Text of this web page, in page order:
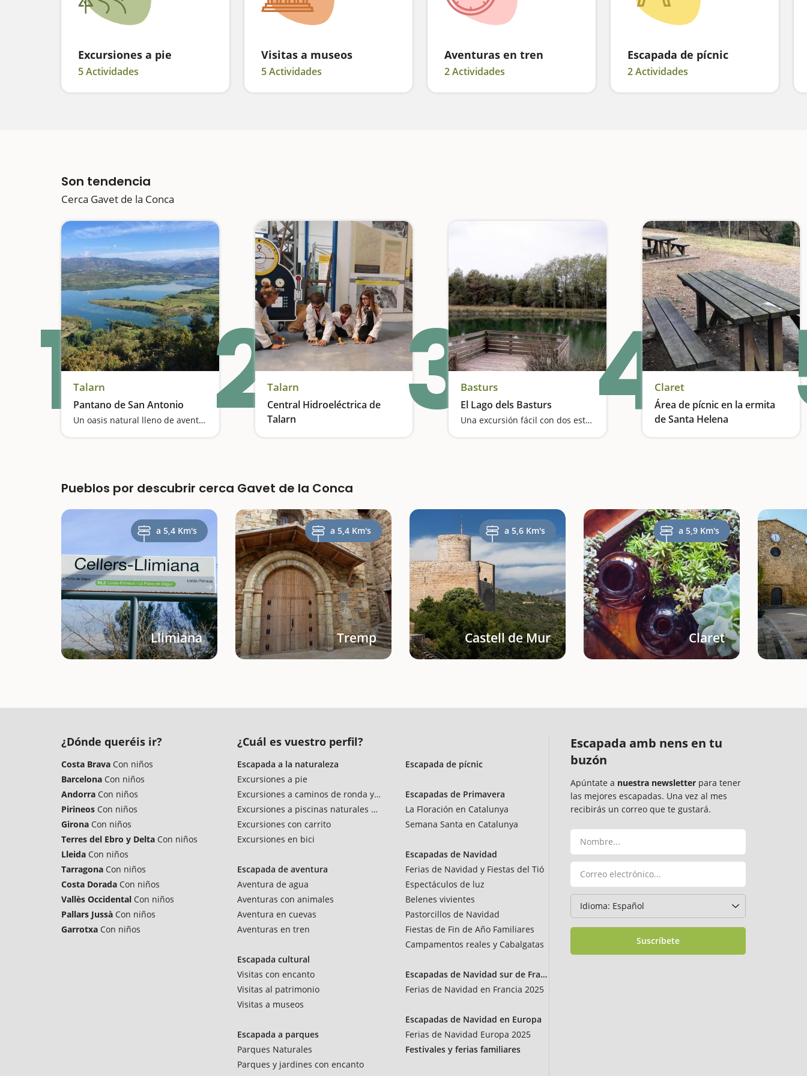
Excursiones a pie
5 Actividades
Visitas a museos
5 Actividades
Aventuras en tren
2 Actividades
Escapada de pícnic
2 Actividades
Son tendencia
Cerca Gavet de la Conca
1Talarn
Pantano de San Antonio
Un oasis natural lleno de aventuras 2Talarn
Central Hidroeléctrica de
Talarn
Ponemos luz a la energía 3Basturs
El Lago dels Basturs
Una excursión fácil con dos estanques4Claret
Área de pícnic en la ermita
de Santa Helena
Unas vistas espectaculares
Pueblos por descubrir cerca Gavet de la Conca
a 5,4 Km's
Llimiana
a 5,4 Km's
Tremp
a 5,6 Km's
Castell de Mur
a 5,9 Km's
Claret
¿Dónde queréis ir?
Costa Brava Con niños
Barcelona Con niños
Andorra Con niños
Pirineos Con niños
Girona Con niños
Terres del Ebro y Delta Con niños
Lleida Con niños
Tarragona Con niños
Costa Dorada Con niños
Vallès Occidental Con niños
Pallars Jussà Con niños
Garrotxa Con niños
¿Cuál es vuestro perfil?
Escapada a la naturaleza
Excursiones a pie
Excursiones a caminos de ronda y vías verdes
Excursiones a piscinas naturales y rios
Excursiones con carrito
Excursiones en bici
Escapada de aventura
Aventura de agua
Aventuras con animales
Aventura en cuevas
Aventuras en tren
Escapada cultural
Visitas con encanto
Visitas al patrimonio
Visitas a museos
Escapada a parques
Parques Naturales
Parques y jardines con encanto
Escapada de pícnic
Escapadas de Primavera
La Floración en Catalunya
Semana Santa en Catalunya
Escapadas de Navidad
Ferias de Navidad y Fiestas del Tió
Espectáculos de luz
Belenes vivientes
Pastorcillos de Navidad
Fiestas de Fin de Año Familiares
Campamentos reales y Cabalgatas
Escapadas de Navidad sur de Francia
Ferias de Navidad en Francia 2025
Escapadas de Navidad en Europa
Ferias de Navidad Europa 2025
Festivales y ferias familiares
Escapada amb nens en tu
buzón
Apúntate a nuestra newsletter para tener
las mejores escapadas. Una vez al mes
recibirás un correo que te gustará.
Suscríbete